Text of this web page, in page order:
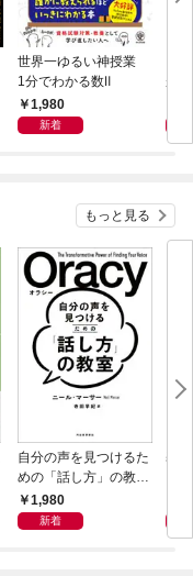
世界一ゆるい神授業
1分でわかる数Ⅱ
1,980
新着
が
もっと見る
自分の声を見つけるた
めの「話し方」の教
室 Ｏｒａｃｙ（オラ
シー）
1,980
新着
基